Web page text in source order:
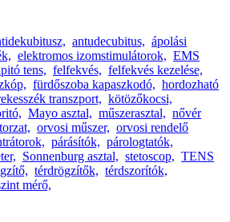
antudecubitus, ápolási
elektromos izomstimulátorok, EMS
tens, felfekvés, felfekvés kezelése,
fürdőszoba kapaszkodó, hordozható
transzport, kötözőkocsi,
Mayo asztal, műszerasztal, nővér
orvosi műszer, orvosi rendelő
párásítók, párologtatók,
Sonnenburg asztal, stetoscop, TENS
térdrögzítők, térdszorítók,
mérő,